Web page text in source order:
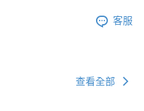
客服
查看全部